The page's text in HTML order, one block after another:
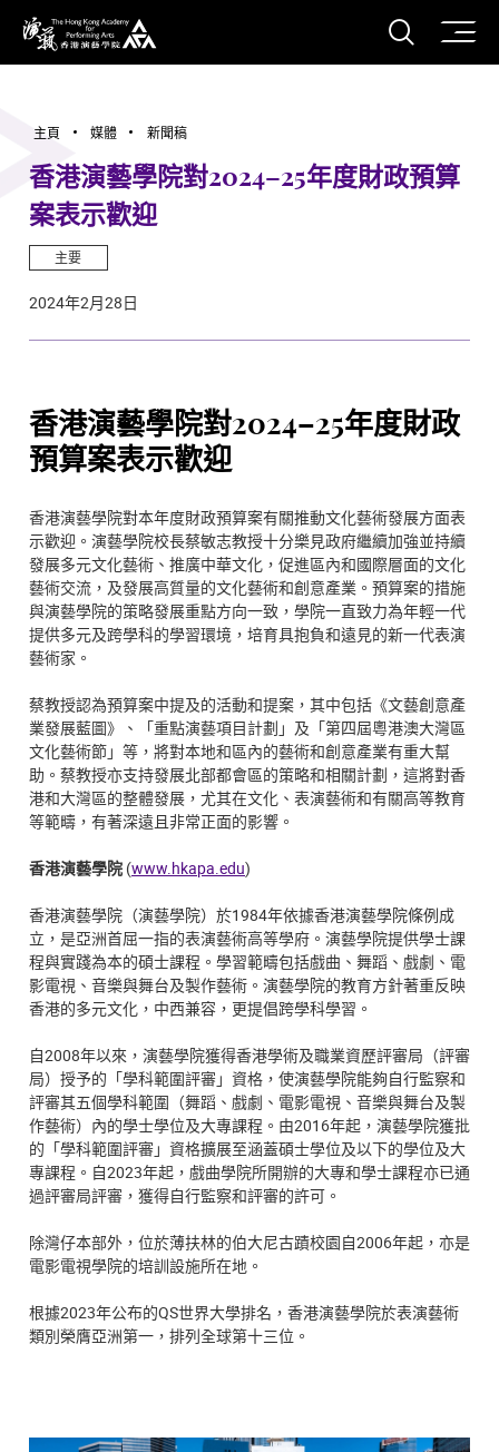
香港演藝學院
打開
主頁 媒體 新聞稿
香港演藝學院對2024–25年度財政預算
案表示歡迎
主要
2024年2月28日
香港演藝學院對2024–25年度財政
預算案表示歡迎
香港演藝學院對本年度財政預算案有關推動文化藝術發展方面表
示歡迎。演藝學院校長蔡敏志教授十分樂見政府繼續加強並持續
發展多元文化藝術、推廣中華文化，促進區內和國際層面的文化
藝術交流，及發展高質量的文化藝術和創意產業。預算案的措施
與演藝學院的策略發展重點方向一致，學院一直致力為年輕一代
提供多元及跨學科的學習環境，培育具抱負和遠見的新一代表演
藝術家。
蔡教授認為預算案中提及的活動和提案，其中包括《文藝創意產
業發展藍圖》、「重點演藝項目計劃」及「第四屆粵港澳大灣區
文化藝術節」等，將對本地和區內的藝術和創意產業有重大幫
助。蔡教授亦支持發展北部都會區的策略和相關計劃，這將對香
港和大灣區的整體發展，尤其在文化、表演藝術和有關高等教育
等範疇，有著深遠且非常正面的影響。
香港演藝學院 (www.hkapa.edu)
香港演藝學院（演藝學院）於1984年依據香港演藝學院條例成
立，是亞洲首屈一指的表演藝術高等學府。演藝學院提供學士課
程與實踐為本的碩士課程。學習範疇包括戲曲、舞蹈、戲劇、電
影電視、音樂與舞台及製作藝術。演藝學院的教育方針著重反映
香港的多元文化，中西兼容，更提倡跨學科學習。
自2008年以來，演藝學院獲得香港學術及職業資歷評審局（評審
局）授予的「學科範圍評審」資格，使演藝學院能夠自行監察和
評審其五個學科範圍（舞蹈、戲劇、電影電視、音樂與舞台及製
作藝術）內的學士學位及大專課程。由2016年起，演藝學院獲批
的「學科範圍評審」資格擴展至涵蓋碩士學位及以下的學位及大
專課程。自2023年起，戲曲學院所開辦的大專和學士課程亦已通
過評審局評審，獲得自行監察和評審的許可。
除灣仔本部外，位於薄扶林的伯大尼古蹟校園自2006年起，亦是
電影電視學院的培訓設施所在地。
根據2023年公布的QS世界大學排名，香港演藝學院於表演藝術
類別榮膺亞洲第一，排列全球第十三位。